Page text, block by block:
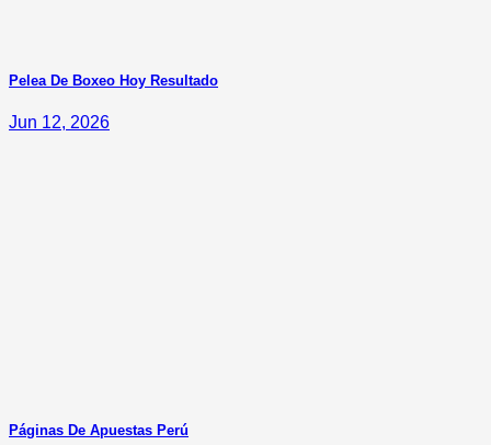
Pelea De Boxeo Hoy Resultado
Jun 12, 2026
Páginas De Apuestas Perú